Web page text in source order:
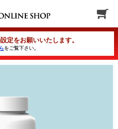
定をお願いいたします。
をご覧下さい。